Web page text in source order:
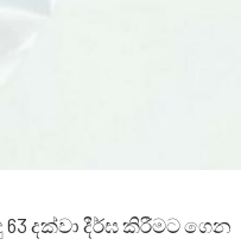
දක්වා දීර්ඝ කිරීමට ගෙන